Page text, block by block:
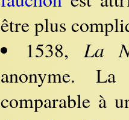
être plus
1538,La
anonyme.
comparable à